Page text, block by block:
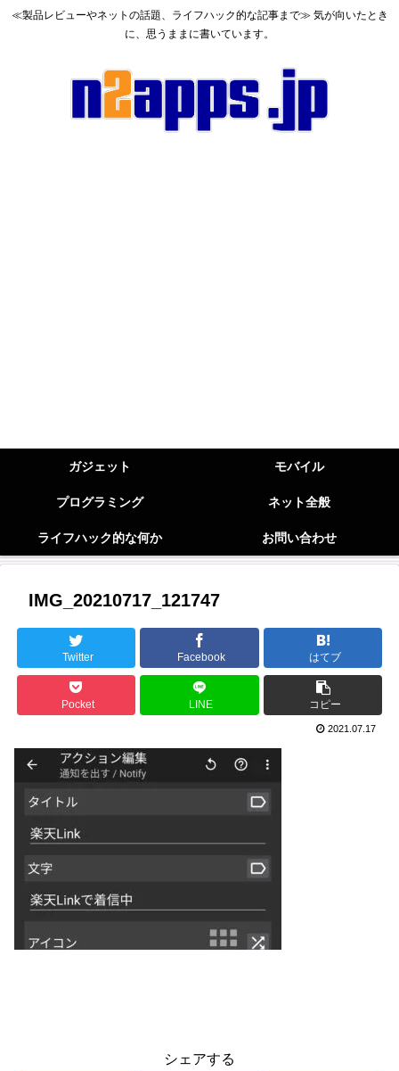
≪製品レビューやネットの話題、ライフハック的な記事まで≫ 気が向いたとき
に、思うままに書いています。
ガジェット モバイル
プログラミング ネット全般
ライフハック的な何か お問い合わせ
IMG_20210717_121747
Twitter Facebook はてブ
Pocket LINE コピー
2021.07.17
シェアする